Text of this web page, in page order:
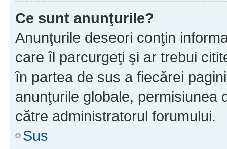
Ce sunt anunţurile?
Anunţurile deseori conţin
care îl parcurgeţi şi ar trebui
în partea de sus a fiecărei
anunţurile globale, permisiunea
către administratorul forumului.
Sus